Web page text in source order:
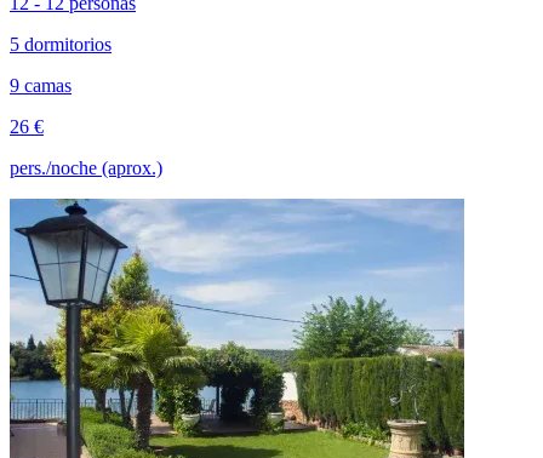
5 dormitorios
9 camas
26 €
pers./noche (aprox.)